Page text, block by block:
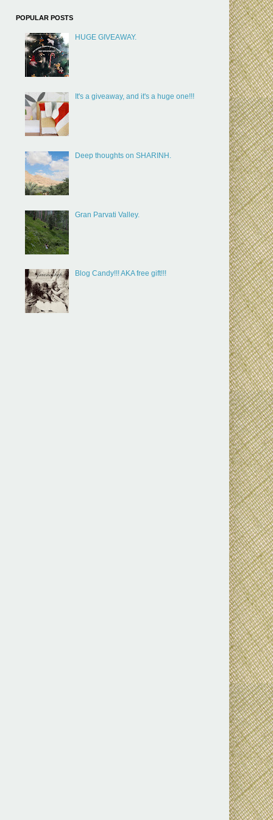
POPULAR POSTS
HUGE GIVEAWAY.
It's a giveaway, and it's a huge one!!!
Deep thoughts on SHARINH.
Gran Parvati Valley.
Blog Candy!!! AKA free gift!!!